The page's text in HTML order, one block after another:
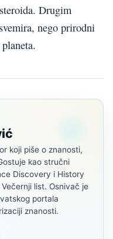
Drugim
nego prirodni
koji piše o znanosti,
kao stručni
Discovery i History
list. Osnivač je
portala
znanosti.